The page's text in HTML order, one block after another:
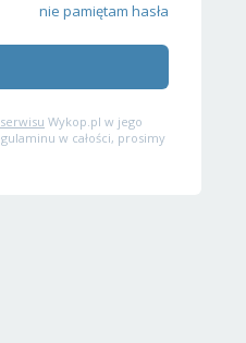
nie pamiętam hasła
Wykop.pl w jego
w całości, prosimy